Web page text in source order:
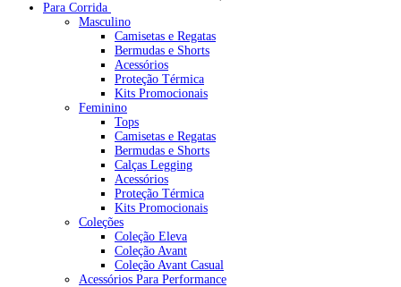
Para Corrida
Masculino
Camisetas e Regatas
Bermudas e Shorts
Acessórios
Proteção Térmica
Kits Promocionais
Feminino
Tops
Camisetas e Regatas
Bermudas e Shorts
Calças Legging
Acessórios
Proteção Térmica
Kits Promocionais
Coleções
Coleção Eleva
Coleção Avant
Coleção Avant Casual
Acessórios Para Performance